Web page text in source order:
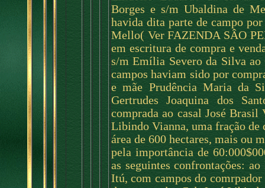
Borges e s/m Ubaldina de
havida dita parte de campo
Mello( Ver FAZENDA SÂO
em escritura de compra e
s/m Emília Severo da Silva
campos haviam sido por
e mãe Prudência Maria da
Gertrudes Joaquina dos
comprada ao casal José
Libindo Vianna, uma fração de
área de 600 hectares, mais ou
pela importância de
as seguintes confrontações:
Itú, com campos do